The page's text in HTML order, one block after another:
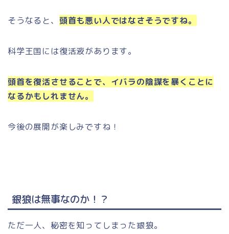
そうなると、 頭首も悪い人ではなさそうですね。
科学王国には復活液があります。
頭首を復活させることで、イバラの陰謀を暴くことに
なるかもしれません。
今後の展開が楽しみですね！
銀狼は無事なのか！？
ただ一人、秘密を知ってしまった銀狼。